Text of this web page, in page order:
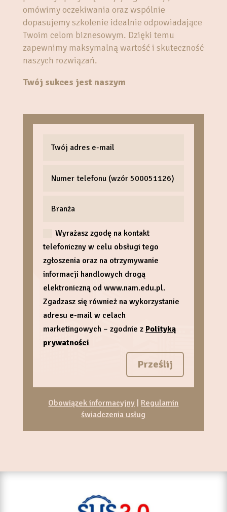
omówimy oczekiwania oraz wspólnie
dopasujemy szkolenie idealnie odpowiadające
Twoim celom biznesowym. Dzięki temu
zapewnimy maksymalną wartość i skuteczność
naszych rozwiązań.
Twój sukces jest naszym
Wyrażasz zgodę na kontakt
telefoniczny w celu obsługi tego
zgłoszenia oraz na otrzymywanie
informacji handlowych drogą
elektroniczną od www.nam.edu.pl.
Zgadzasz się również na wykorzystanie
adresu e-mail w celach
marketingowych – zgodnie z Polityką
prywatności
Prześlij
Obowiązek informacyjny
Regulamin
świadczenia usług